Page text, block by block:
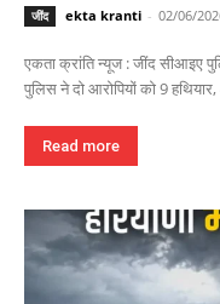
जींद ekta kranti - 02/06/
एकता क्रांति न्यूज : जींद सीआइए
पुलिस ने दो आरोपियों को 9
Read more